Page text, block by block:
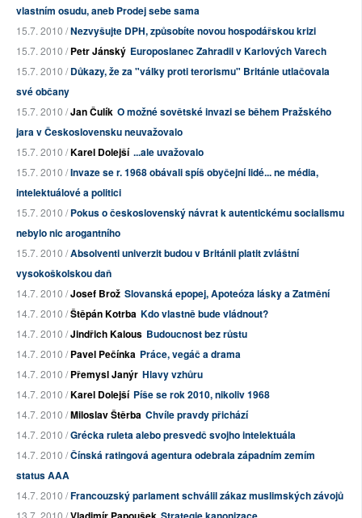
vlastním osudu, aneb Prodej sebe sama
15.7. 2010 /Nezvyšujte DPH, způsobíte novou hospodářskou krizi
15.7. 2010 /Petr Jánský Europoslanec Zahradil v Karlových Varech
15.7. 2010 /Důkazy, že za "války proti terorismu" Británie utlačovala
své občany
15.7. 2010 /Jan Čulík O možné sovětské invazi se během Pražského
jara v Československu neuvažovalo
15.7. 2010 /Karel Dolejší ...ale uvažovalo
15.7. 2010 /Invaze se r. 1968 obávali spíš obyčejní lidé... ne média,
intelektuálové a politici
15.7. 2010 /Pokus o československý návrat k autentickému socialismu
nebylo nic arogantního
15.7. 2010 /Absolventi univerzit budou v Británii platit zvláštní
vysokoškolskou daň
14.7. 2010 /Josef Brož Slovanská epopej, Apoteóza lásky a Zatmění
14.7. 2010 /Štěpán Kotrba Kdo vlastně bude vládnout?
14.7. 2010 /Jindřich Kalous Budoucnost bez růstu
14.7. 2010 /Pavel Pečínka Práce, vegáč a drama
14.7. 2010 /Přemysl Janýr Hlavy vzhůru
14.7. 2010 /Karel Dolejší Píše se rok 2010, nikoliv 1968
14.7. 2010 /Miloslav Štěrba Chvíle pravdy přichází
14.7. 2010 /Grécka ruleta alebo presvedč svojho intelektuála
14.7. 2010 /Čínská ratingová agentura odebrala západním zemím
status AAA
14.7. 2010 /Francouzský parlament schválil zákaz muslimských závojů
13.7. 2010 /